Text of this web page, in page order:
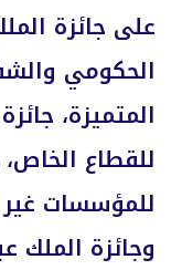
على جائزة
الحكومي
المتميزة،
للقطاع الخاص،
للمؤسسات غير
وجائزة الملك